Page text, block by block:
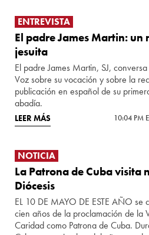
ENTREVISTA
El padre James Martin: un
jesuita
El padre James Martin, SJ,
Voz sobre su vocación y sobre la
publicación en español de su
abadía.
LEER MÁS 10:04 PM
NOTICIA
La Patrona de Cuba visita
Diócesis
EL 10 DE MAYO DE ESTE AÑO se
cien años de la proclamación de la
Caridad como Patrona de Cuba.